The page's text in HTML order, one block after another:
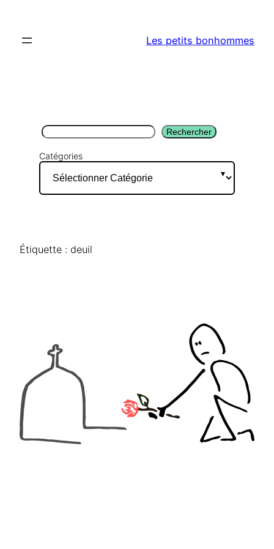
contenu
Les petits bonhommes
Rechercher Rechercher
Catégories
Étiquette : deuil